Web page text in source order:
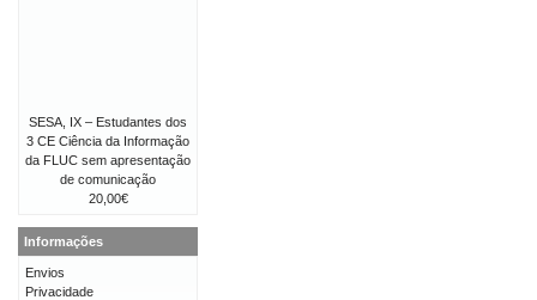
SESA, IX – Estudantes dos
3 CE Ciência da Informação
da FLUC sem apresentação
de comunicação
20,00€
Informações
Envios
Privacidade